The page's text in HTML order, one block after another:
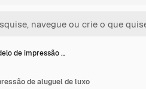
de impressão …
de aluguel de luxo